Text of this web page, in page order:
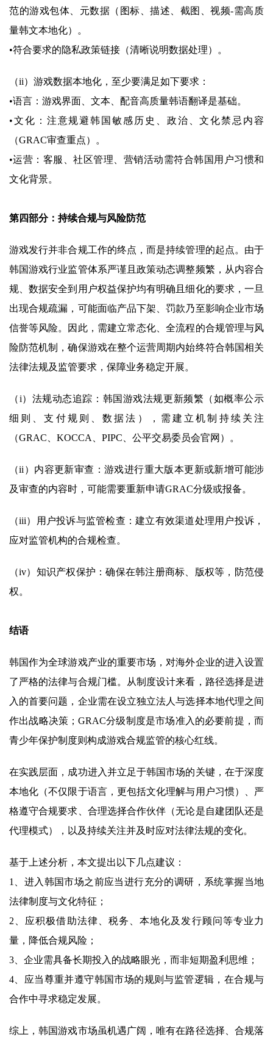
范的游戏包体、元数据（图标、描述、截图、视频-需高质
量韩文本地化）。
•符合要求的隐私政策链接（清晰说明数据处理）。
（ii）游戏数据本地化，至少要满足如下要求：
•语言：游戏界面、文本、配音高质量韩语翻译是基础。
•文化：注意规避韩国敏感历史、政治、文化禁忌内容
（GRAC审查重点）。
•运营：客服、社区管理、营销活动需符合韩国用户习惯和
文化背景。
第四部分：持续合规与风险防范
游戏发行并非合规工作的终点，而是持续管理的起点。由于
韩国游戏行业监管体系严谨且政策动态调整频繁，从内容合
规、数据安全到用户权益保护均有明确且细化的要求，一旦
出现合规疏漏，可能面临产品下架、罚款乃至影响企业市场
信誉等风险。因此，需建立常态化、全流程的合规管理与风
险防范机制，确保游戏在整个运营周期内始终符合韩国相关
法律法规及监管要求，保障业务稳定开展。
（i）法规动态追踪：韩国游戏法规更新频繁（如概率公示
细则、支付规则、数据法），需建立机制持续关注
（GRAC、KOCCA、PIPC、公平交易委员会官网）。
（ii）内容更新审查：游戏进行重大版本更新或新增可能涉
及审查的内容时，可能需要重新申请GRAC分级或报备。
（iii）用户投诉与监管检查：建立有效渠道处理用户投诉，
应对监管机构的合规检查。
（iv）知识产权保护：确保在韩注册商标、版权等，防范侵
权。
结语
韩国作为全球游戏产业的重要市场，对海外企业的进入设置
了严格的法律与合规门槛。从制度设计来看，路径选择是进
入的首要问题，企业需在设立独立法人与选择本地代理之间
作出战略决策；GRAC分级制度是市场准入的必要前提，而
青少年保护制度则构成游戏合规监管的核心红线。
在实践层面，成功进入并立足于韩国市场的关键，在于深度
本地化（不仅限于语言，更包括文化理解与用户习惯）、严
格遵守合规要求、合理选择合作伙伴（无论是自建团队还是
代理模式），以及持续关注并及时应对法律法规的变化。
基于上述分析，本文提出以下几点建议：
1、进入韩国市场之前应当进行充分的调研，系统掌握当地
法律制度与文化特征；
2、应积极借助法律、税务、本地化及发行顾问等专业力
量，降低合规风险；
3、企业需具备长期投入的战略眼光，而非短期盈利思维；
4、应当尊重并遵守韩国市场的规则与监管逻辑，在合规与
合作中寻求稳定发展。
综上，韩国游戏市场虽机遇广阔，唯有在路径选择、合规落